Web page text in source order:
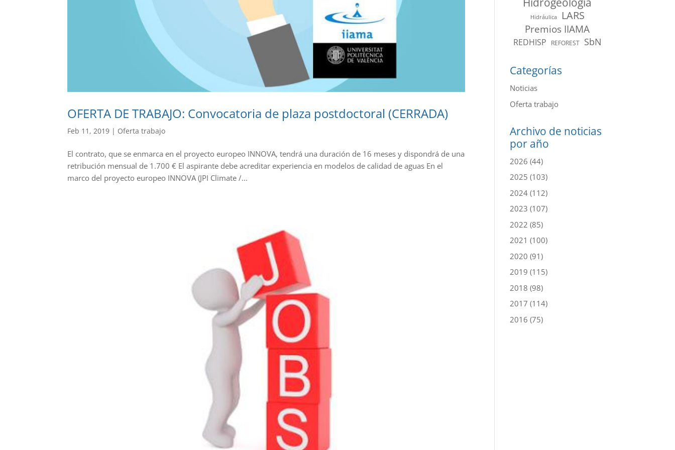
OFERTA DE TRABAJO: Convocatoria de plaza postdoctoral (CERRADA)
Feb 11, 2019 | Oferta trabajo
El contrato, que se enmarca en el proyecto europeo INNOVA, tendrá una duración de 16 meses y dispondrá de una
retribución mensual de 1.700 € El aspirante debe acreditar experiencia en modelos de calidad de aguas En el
marco del proyecto europeo INNOVA (JPI Climate /...
Hidráulica
LARS
Premios IIAMA
REDHISP REFOREST SbN
Categorías
Noticias
Oferta trabajo
Archivo de noticias
por año
2026 (44)
2025 (103)
2024 (112)
2023 (107)
2022 (85)
2021 (100)
2020 (91)
2019 (115)
2018 (98)
2017 (114)
2016 (75)